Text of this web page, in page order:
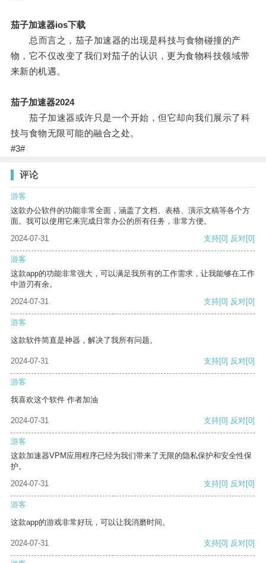
茄子加速器ios下载
总而言之，茄子加速器的出现是科技与食物碰撞的产
物，它不仅改变了我们对茄子的认识，更为食物科技领域带
来新的机遇。
茄子加速器2024
茄子加速器或许只是一个开始，但它却向我们展示了科
技与食物无限可能的融合之处。
#3#
评论
游客
这款办公软件的功能非常全面，涵盖了文档、表格、演示文稿等各个方
面。我可以使用它来完成日常办公的所有任务，非常方便。
2024-07-31
支持[0] 反对[0]
游客
这款app的功能非常强大，可以满足我所有的工作需求，让我能够在工作
中游刃有余。
2024-07-31
支持[0] 反对[0]
游客
这款软件简直是神器，解决了我所有问题。
2024-07-31 支持[0] 反对[0]
游客
我喜欢这个软件 作者加油
2024-07-31 支持[0] 反对[0]
游客
这款加速器VPM应用程序已经为我们带来了无限的隐私保护和安全性保
护。
2024-07-31
支持[0] 反对[0]
游客
这款app的游戏非常好玩，可以让我消磨时间。
2024-07-31 支持[0] 反对[0]